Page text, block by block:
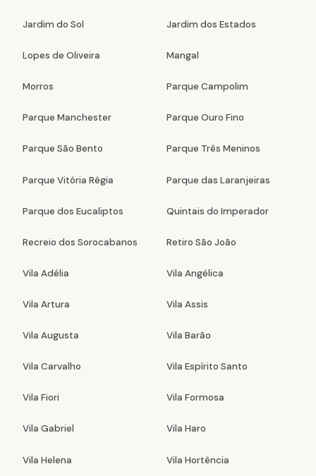
Jardim do Sol Jardim dos Estados
Lopes de Oliveira Mangal
Morros Parque Campolim
Parque Manchester Parque Ouro Fino
Parque São Bento Parque Três Meninos
Parque Vitória Régia Parque das Laranjeiras
Parque dos Eucaliptos Quintais do Imperador
Recreio dos Sorocabanos Retiro São João
Vila Adélia Vila Angélica
Vila Artura Vila Assis
Vila Augusta Vila Barão
Vila Carvalho Vila Espírito Santo
Vila Fiori Vila Formosa
Vila Gabriel Vila Haro
Vila Helena Vila Hortência